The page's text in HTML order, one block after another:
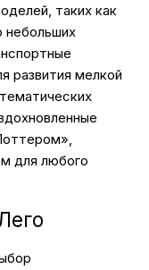
таких как
небольших
развития мелкой
для любого